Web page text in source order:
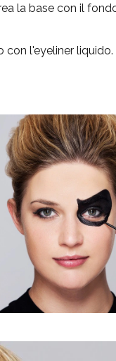
la base con il
con l'eyeliner liquido